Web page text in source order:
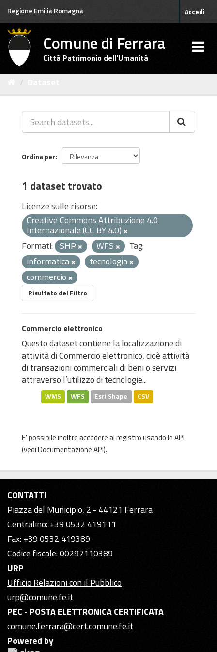
Salta
contenuto
Regione Emilia Romagna Accedi
Comune di Ferrara
Città Patrimonio dell'Umanità
Ordina per
1 dataset trovato
Licenze sulle risorse:
Creative Commons Attribuzione 4.0
Internazionale (CC BY 4.0)
Formati: SHP WFS
Tag:
informatica
tecnologia
commercio
Risultato del Filtro
Commercio elettronico
Questo dataset contiene la localizzazione di
attività di Commercio elettronico, cioè attività
di transazioni commerciali di beni o servizi
attraverso l’utilizzo di tecnologie...
WMS WFS Esri Shape CSV
E' possibile inoltre accedere al registro usando leAPI
(vediDocumentazione API).
CONTATTI
Piazza del Municipio, 2 - 44121 Ferrara
Centralino: +39 0532 419111
Fax: +39 0532 419389
Codice fiscale: 00297110389
URP
Ufficio Relazioni con il Pubblico
urp@comune.fe.it
PEC - POSTA ELETTRONICA CERTIFICATA
comune.ferrara@cert.comune.fe.it
Powered by